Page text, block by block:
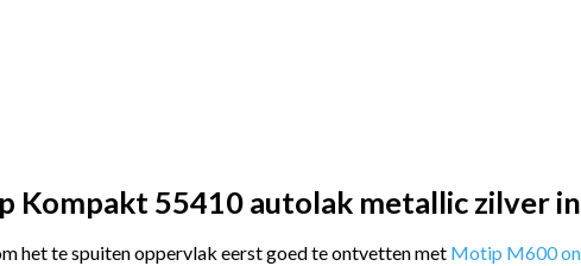
Kompakt 55410 autolak metallic zilver
het te spuiten oppervlak eerst goed te ontvetten met Motip M600